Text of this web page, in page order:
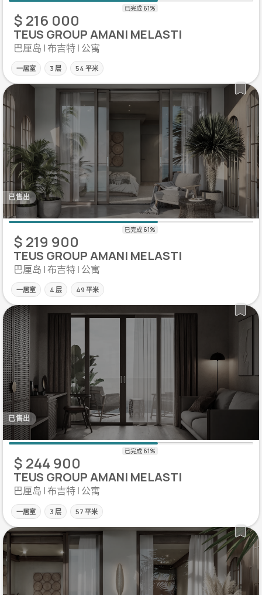
$ 216 000
TEUS GROUP AMANI MELASTI
巴厘岛 | 布吉特 | 公寓
一居室 3 层 54 平米
已售出
$ 219 900
TEUS GROUP AMANI MELASTI
巴厘岛 | 布吉特 | 公寓
一居室 4 层 49 平米
已售出
$ 244 900
TEUS GROUP AMANI MELASTI
巴厘岛 | 布吉特 | 公寓
一居室 3 层 57 平米